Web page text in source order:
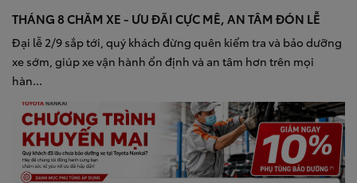
THÁNG 8 CHĂM XE - ƯU ĐÃI CỰC MÊ, AN TÂM ĐÓN LỄ
Đại lễ 2/9 sắp tới, quý khách đừng quên kiểm tra và bảo dưỡng
xe sớm, giúp xe vận hành ổn định và an tâm hơn trên mọi
hàn...